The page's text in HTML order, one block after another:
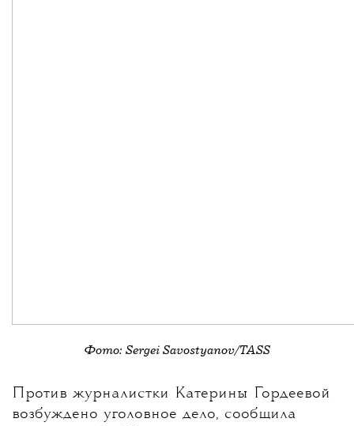
Фото: Sergei Savostyanov/TASS
Против журналистки Катерины Гордеевой
возбуждено уголовное дело, сообщила